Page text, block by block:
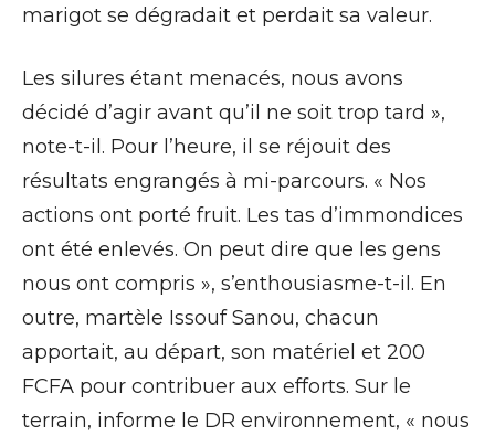
marigot se dégradait et perdait sa valeur.
Les silures étant menacés, nous avons
décidé d’agir avant qu’il ne soit trop tard »,
note-t-il. Pour l’heure, il se réjouit des
résultats engrangés à mi-parcours. « Nos
actions ont porté fruit. Les tas d’immondices
ont été enlevés. On peut dire que les gens
nous ont compris », s’enthousiasme-t-il. En
outre, martèle Issouf Sanou, chacun
apportait, au départ, son matériel et 200
FCFA pour contribuer aux efforts. Sur le
terrain, informe le DR environnement, « nous